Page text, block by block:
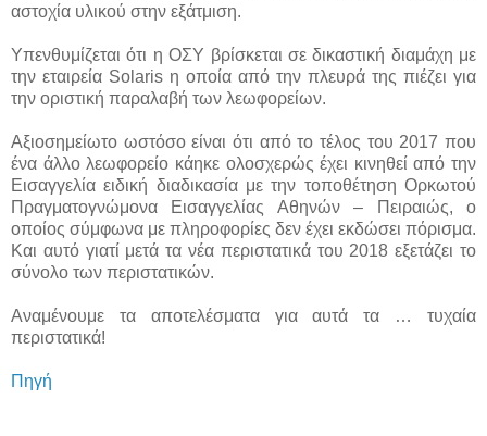
αστοχία υλικού στην εξάτμιση.
Υπενθυμίζεται ότι η ΟΣΥ βρίσκεται σε δικαστική διαμάχη με
την εταιρεία Solaris η οποία από την πλευρά της πιέζει για
την οριστική παραλαβή των λεωφορείων.
Αξιοσημείωτο ωστόσο είναι ότι από το τέλος του 2017 που
ένα άλλο λεωφορείο κάηκε ολοσχερώς έχει κινηθεί από την
Εισαγγελία ειδική διαδικασία με την τοποθέτηση Ορκωτού
Πραγματογνώμονα Εισαγγελίας Αθηνών – Πειραιώς, ο
οποίος σύμφωνα με πληροφορίες δεν έχει εκδώσει πόρισμα.
Και αυτό γιατί μετά τα νέα περιστατικά του 2018 εξετάζει το
σύνολο των περιστατικών.
Αναμένουμε τα αποτελέσματα για αυτά τα … τυχαία
περιστατικά!
Πηγή